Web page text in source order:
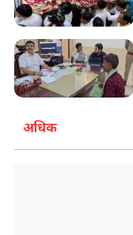
अधिक